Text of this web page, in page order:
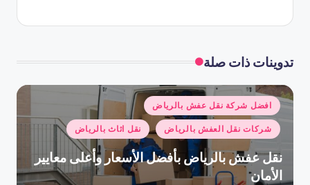
تدوينات ذات صلة
نُشر
في
افضل شركة نقل عفش بالرياض
شركات نقل العفش بالرياض نقل اثاث بالرياض
نقل عفش بالرياض بأفضل الأسعار وأعلى معايير
الأمان